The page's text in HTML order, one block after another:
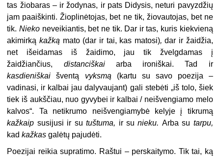
tas žiobaras – ir žodynas, ir pats Didysis, neturi pavyzdžių
jam paaiškinti. Žioplinėtojas, bet ne tik, žiovautojas, bet ne
tik.Nieko neveikiantis, bet ne tik. Dar ir tas, kuris kiekvieną
akimirkąkažką mato (dar ir tai, kas matosi),dar ir žaidžia,
net išeidamas iš žaidimo, jau tik žvelgdamas į
žaidžiančius, distanciškai arba ironiškai. Tad ir
kasdieniškai šventą vyksmą (kartu su savo poezija –
vadinasi, ir kalbai jau dalyvaujant) gali stebėti „iš tolo, šiek
tiek iš aukščiau, nuo gyvybei ir kalbai / neišvengiamo melo
kalvos“. Ta netikrumo neišvengiamybė kelyje į tikrumą
kažkaip susijusi ir sutuštuma, ir sunieku. Arba su tarpu,
kadkažkasgalėtų pajudėti.
Poezijai reikia supratimo. Raštui – perskaitymo. Tik tai, ką